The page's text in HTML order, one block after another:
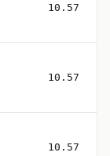
10.57
10.57
10.57